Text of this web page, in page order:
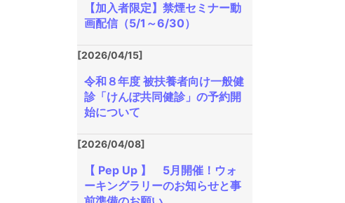
【加入者限定】禁煙セミナー動
画配信（5/1～6/30）
[2026/04/15]
令和８年度 被扶養者向け一般健
診「けんぽ共同健診」の予約開
始について
[2026/04/08]
【 Pep Up 】 5月開催！ウォ
ーキングラリーのお知らせと事